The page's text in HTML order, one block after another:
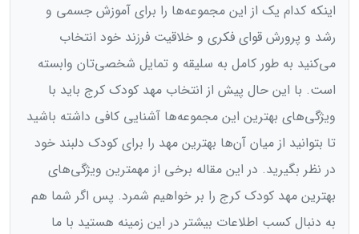
اینکه کدام یک از این مجموعه‌ها را برای آموزش جسمی و
رشد و پرورش قوای فکری و خلاقیت فرزند خود انتخاب
می‌کنید به طور کامل به سلیقه و تمایل شخصی‌تان وابسته
است. با این حال پیش از انتخاب مهد کودک کرج باید با
ویژگی‌های بهترین این مجموعه‌ها آشنایی کافی داشته باشید
تا بتوانید از میان آن‌ها بهترین مهد را برای کودک دلبند خود
در نظر بگیرید. در این مقاله برخی از مهمترین ویژگی‌های
بهترین مهد کودک کرج را بر خواهیم شمرد‌. پس اگر شما هم
به دنبال کسب اطلاعات بیشتر در این زمینه هستید با ما